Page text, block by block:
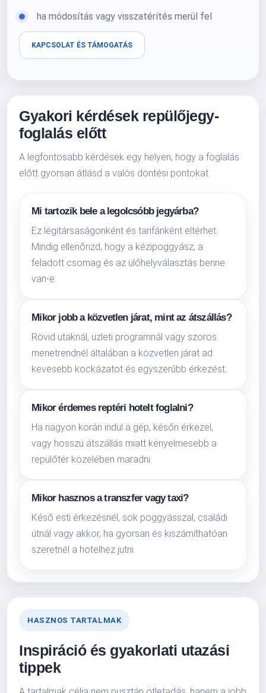
ha módosítás vagy visszatérítés merül fel
KAPCSOLAT ÉS TÁMOGATÁS
Gyakori kérdések repülőjegy-
foglalás előtt
A legfontosabb kérdések egy helyen, hogy a foglalás
előtt gyorsan átlásd a valós döntési pontokat.
Mi tartozik bele a legolcsóbb jegyárba?
Ez légitársaságonként és tarifánként eltérhet.
Mindig ellenőrizd, hogy a kézipoggyász, a
feladott csomag és az ülőhelyválasztás benne
van-e.
Mikor jobb a közvetlen járat, mint az átszállás?
Rövid utaknál, üzleti programnál vagy szoros
menetrendnél általában a közvetlen járat ad
kevesebb kockázatot és egyszerűbb érkezést.
Mikor érdemes reptéri hotelt foglalni?
Ha nagyon korán indul a gép, későn érkezel,
vagy hosszú átszállás miatt kényelmesebb a
repülőtér közelében maradni.
Mikor hasznos a transzfer vagy taxi?
Késő esti érkezésnél, sok poggyásszal, családi
útnál vagy akkor, ha gyorsan és kiszámíthatóan
szeretnél a hotelhez jutni.
HASZNOS TARTALMAK
Inspiráció és gyakorlati utazási
tippek